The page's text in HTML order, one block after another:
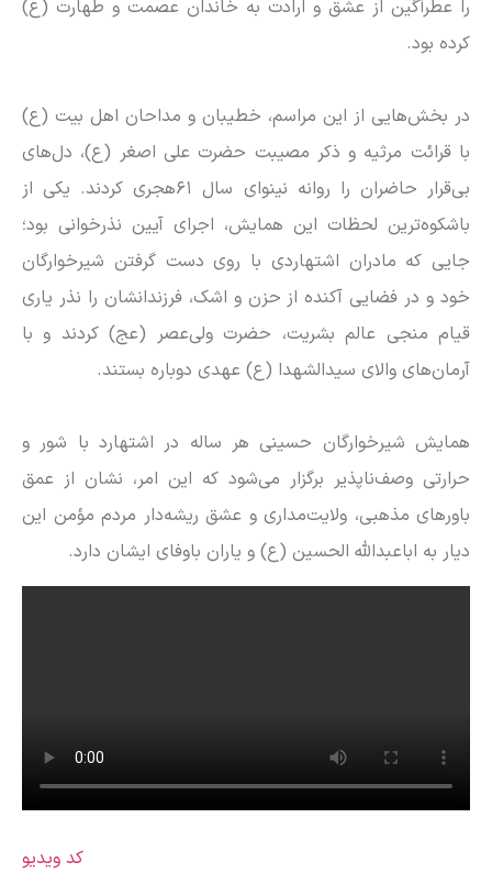
را عطرآگین از عشق و ارادت به خاندان عصمت و طهارت (ع)
کرده بود.
در بخش‌هایی از این مراسم، خطیبان و مداحان اهل بیت (ع)
با قرائت مرثیه و ذکر مصیبت حضرت علی اصغر (ع)، دل‌های
بی‌قرار حاضران را روانه نینوای سال ۶۱هجری کردند. یکی از
باشکوه‌ترین لحظات این همایش، اجرای آیین نذرخوانی بود؛
جایی که مادران اشتهاردی با روی دست گرفتن شیرخوارگان
خود و در فضایی آکنده از حزن و اشک، فرزندانشان را نذر یاری
قیام منجی عالم بشریت، حضرت ولی‌عصر (عج) کردند و با
آرمان‌های والای سیدالشهدا (ع) عهدی دوباره بستند.
همایش شیرخوارگان حسینی هر ساله در اشتهارد با شور و
حرارتی وصف‌ناپذیر برگزار می‌شود که این امر، نشان از عمق
باور‌های مذهبی، ولایت‌مداری و عشق ریشه‌دار مردم مؤمن این
دیار به اباعبدالله الحسین (ع) و یاران باوفای ایشان دارد.
کد ویدیو